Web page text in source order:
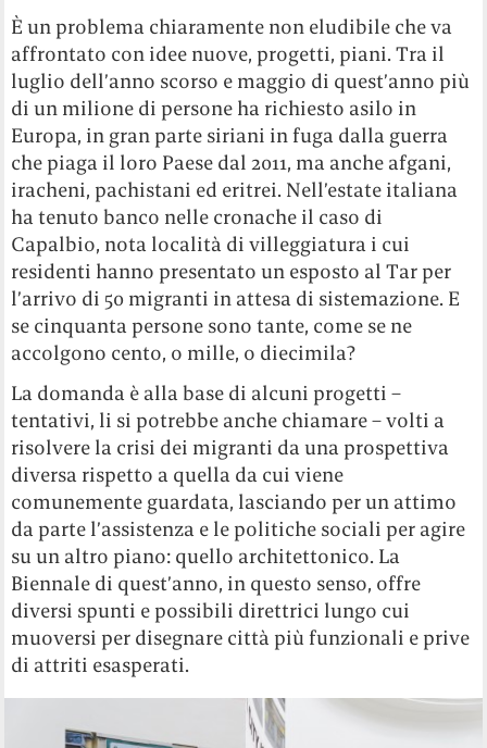
È un problema chiaramente non eludibile che va
affrontato con idee nuove, progetti, piani. Tra il
luglio dell’anno scorso e maggio di quest’anno più
di un milione di persone ha richiesto asilo in
Europa, in gran parte siriani in fuga dalla guerra
che piaga il loro Paese dal 2011, ma anche afgani,
iracheni, pachistani ed eritrei. Nell’estate italiana
ha tenuto banco nelle cronache il caso di
Capalbio, nota località di villeggiatura i cui
residenti hanno presentato un esposto al Tar per
l’arrivo di 50 migranti in attesa di sistemazione. E
se cinquanta persone sono tante, come se ne
accolgono cento, o mille, o diecimila?
La domanda è alla base di alcuni progetti –
tentativi, li si potrebbe anche chiamare – volti a
risolvere la crisi dei migranti da una prospettiva
diversa rispetto a quella da cui viene
comunemente guardata, lasciando per un attimo
da parte l’assistenza e le politiche sociali per agire
su un altro piano: quello architettonico. La
Biennale di quest’anno, in questo senso, offre
diversi spunti e possibili direttrici lungo cui
muoversi per disegnare città più funzionali e prive
di attriti esasperati.